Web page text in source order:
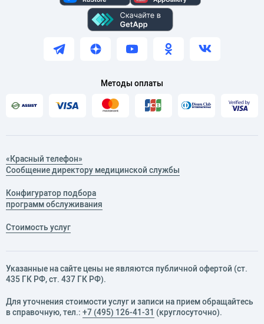
Методы оплаты
«Красный телефон»
Сообщение директору медицинской службы
Конфигуратор подбора
программ обслуживания
Стоимость услуг
Указанные на сайте цены не являются публичной офертой (ст.
435 ГК РФ, cт. 437 ГК РФ).
Для уточнения стоимости услуг и записи на прием обращайтесь
в справочную, тел.: +7 (495) 126-41-31 (круглосуточно).